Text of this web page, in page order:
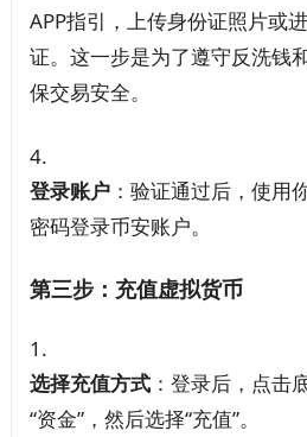
APP指引，上传身份证照片或
证。这一步是为了遵守反洗钱
保交易安全。
登录账户：验证通过后，使用
密码登录币安账户。
第三步：充值虚拟货币
选择充值方式：登录后，点击
“资金”，然后选择“充值”。